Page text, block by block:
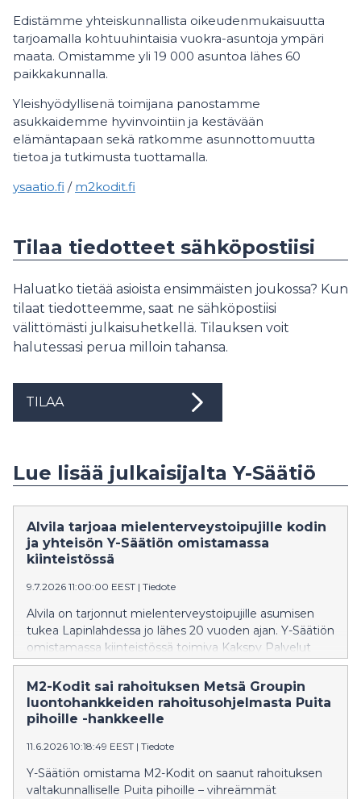
Edistämme yhteiskunnallista oikeudenmukaisuutta
tarjoamalla kohtuuhintaisia vuokra-asuntoja ympäri
maata. Omistamme yli 19 000 asuntoa lähes 60
paikkakunnalla.
Yleishyödyllisenä toimijana panostamme
asukkaidemme hyvinvointiin ja kestävään
elämäntapaan sekä ratkomme asunnottomuutta
tietoa ja tutkimusta tuottamalla.
ysaatio.fi / m2kodit.fi
Tilaa tiedotteet sähköpostiisi
Haluatko tietää asioista ensimmäisten joukossa? Kun
tilaat tiedotteemme, saat ne sähköpostiisi
välittömästi julkaisuhetkellä. Tilauksen voit
halutessasi perua milloin tahansa.
TILAA
Lue lisää julkaisijalta Y-Säätiö
Alvila tarjoaa mielenterveystoipujille kodin
ja yhteisön Y-Säätiön omistamassa
kiinteistössä
9.7.2026 11:00:00 EEST | Tiedote
Alvila on tarjonnut mielenterveystoipujille asumisen
tukea Lapinlahdessa jo lähes 20 vuoden ajan. Y-Säätiön
omistamassa kiinteistössä toimiva Kakspy Palvelut
Oy:n asumispalveluyksikkö yhdistää yksilöllisen tuen,
yhteisöllisen arjen ja turvallisen asumisen saman katon
alle.
M2-Kodit sai rahoituksen Metsä Groupin
luontohankkeiden rahoitusohjelmasta Puita
pihoille -hankkeelle
11.6.2026 10:18:49 EEST | Tiedote
Y-Säätiön omistama M2-Kodit on saanut rahoituksen
valtakunnalliselle Puita pihoille – vihreämmät